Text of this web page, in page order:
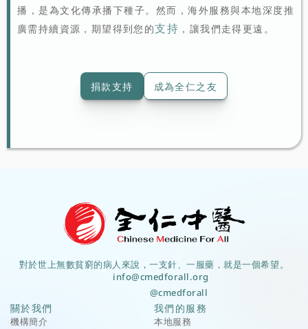
播，是為文化傳承播下種子。然而，海外服務與本地深度推
廣需持續資源，期望得到您的支持 ，讓我們走得更遠。
捐款支持 成為全仁之友
對於世上無數貧窮的病人來說，一支針、一服藥，就是一個希望。
info@cmedforall.org
@cmedforall
關於我們
機構簡介
我們的服務
本地服務